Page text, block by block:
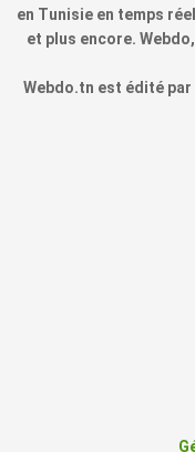
en Tunisie en temps
et plus encore.
Webdo.tn est édité par